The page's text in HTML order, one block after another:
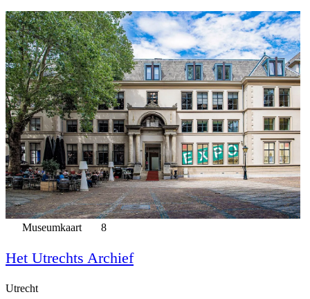
Museumkaart 8
Het Utrechts Archief
Utrecht